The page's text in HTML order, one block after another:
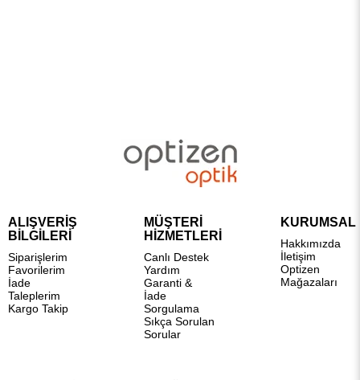
ALIŞVERİŞ
BİLGİLERİ
Siparişlerim
Favorilerim
İade
Taleplerim
Kargo Takip
MÜŞTERİ
HİZMETLERİ
Canlı Destek
Yardım
Garanti &
İade
Sorgulama
Sıkça Sorulan
Sorular
KURUMSAL
Hakkımızda
İletişim
Optizen
Mağazaları